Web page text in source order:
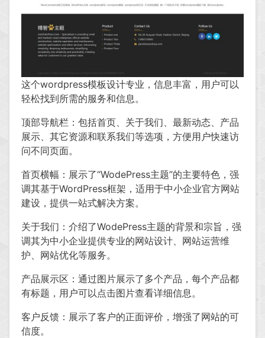
这个wordpress模板设计专业，信息丰富，用户可以
轻松找到所需的服务和信息。
顶部导航栏：包括首页、关于我们、最新动态、产品
展示、其它资源和联系我们等选项，方便用户快速访
问不同页面。
首页横幅：展示了“WodePress主题”的主要特色，强
调其基于WordPress框架，适用于中小企业官方网站
建设，提供一站式解决方案。
关于我们：介绍了WodePress主题的背景和宗旨，强
调其为中小企业提供专业的网站设计、网站运营维
护、网站优化等服务。
产品展示区：通过图片展示了多个产品，每个产品都
有标题，用户可以点击图片查看详细信息。
客户反馈：展示了客户的正面评价，增强了网站的可
信度。